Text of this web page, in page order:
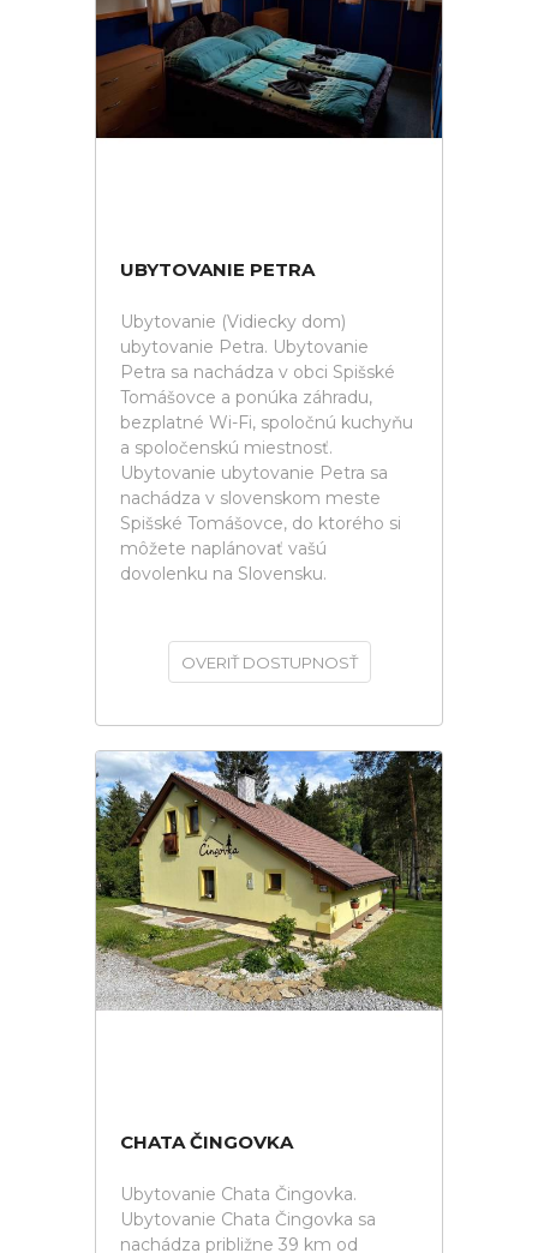
UBYTOVANIE PETRA
Ubytovanie (Vidiecky dom)
ubytovanie Petra. Ubytovanie
Petra sa nachádza v obci Spišské
Tomášovce a ponúka záhradu,
bezplatné Wi-Fi, spoločnú kuchyňu
a spoločenskú miestnosť.
Ubytovanie ubytovanie Petra sa
nachádza v slovenskom meste
Spišské Tomášovce, do ktorého si
môžete naplánovať vašú
dovolenku na Slovensku.
OVERIŤ DOSTUPNOSŤ
CHATA ČINGOVKA
Ubytovanie Chata Čingovka.
Ubytovanie Chata Čingovka sa
nachádza približne 39 km od